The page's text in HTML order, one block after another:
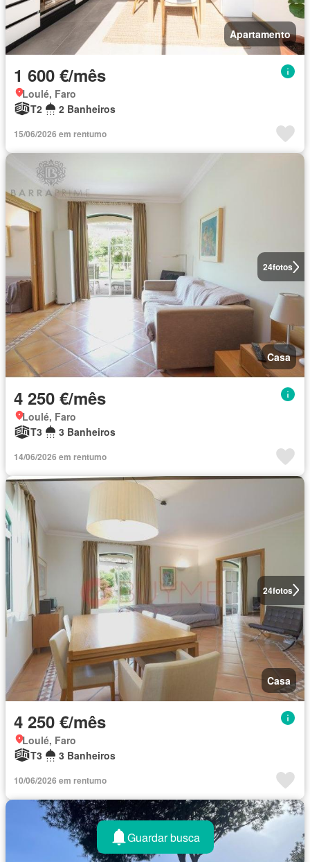
Apartamento
1 600 €/mês
Loulé, Faro
T2
2 Banheiros
15/06/2026 em rentumo
24fotos
Casa
4 250 €/mês
Loulé, Faro
T3
3 Banheiros
14/06/2026 em rentumo
24fotos
Casa
4 250 €/mês
Loulé, Faro
T3
3 Banheiros
10/06/2026 em rentumo
Guardar busca